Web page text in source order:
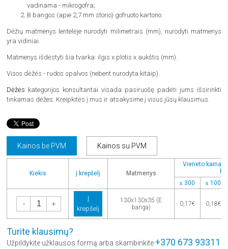
vadinama - mikrogofra;
B bangos (apie 2,7 mm storio) gofruoto kartono.
Dėžių matmenys lentelėje nurodyti milimetrais (mm), nurodyti matmenys
yra vidiniai.
Matmenys išdėstyti šia tvarka: ilgis x plotis x aukštis (mm).
Visos dėžės - rudos spalvos (nebent nurodyta kitaip).
Dėžės kategorijos konsultantai visada pasiruošę padėti jums išsirinkti
tinkamas dėžes. Kreipkitės į mus ir atsakysime į visus jūsų klausimus.
Kainos be PVM Kainos su PVM
Kiekis Į krepšelį Matmenys
Vieneto kaina
≤ 300
≤ 100
Į
krepšelį
130x130x35 (E
banga)
0,17€ 0,18€
Turite klausimų?
Užpildykite užklausos formą arba skambinkite+370 673 93311